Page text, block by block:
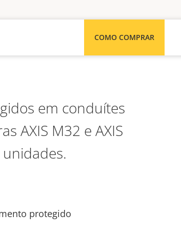
COMO COMPRAR
em conduítes
AXIS M32 e AXIS
protegido